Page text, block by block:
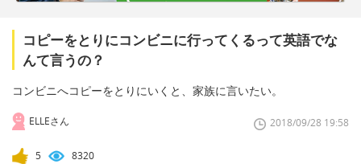
コピーをとりにコンビニに行ってくるって英語でな
んて言うの？
コンビニへコピーをとりにいくと、家族に言いたい。
ELLEさん 2018/09/28 19:58
5 8320